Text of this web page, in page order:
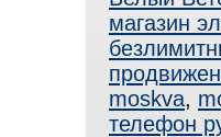
магазин
moskva,
телефон